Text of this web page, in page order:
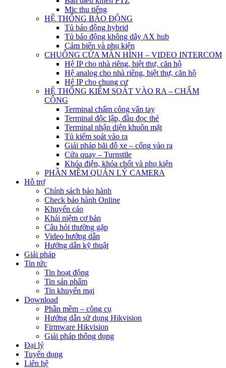
Mic thu tiếng
HỆ THỐNG BÁO ĐỘNG
Tủ báo động hybrid
Tủ báo động không dây AX hub
Cảm biến và phụ kiện
CHUÔNG CỬA MÀN HÌNH – VIDEO INTERCOM
Hệ IP cho nhà riêng, biệt thự, căn hộ
Hệ analog cho nhà riêng, biệt thự, căn hộ
Hệ IP cho chung cư
HỆ THỐNG KIỂM SOÁT VÀO RA – CHẤM
CÔNG
Terminal chấm công vân tay
Terminal độc lập, đầu đọc thẻ
Terminal nhận diện khuôn mặt
Tủ kiểm soát vào ra
Giải pháp bãi đỗ xe – cổng vào ra
Cửa quay – Turnstile
Khóa điện, khóa chốt và phụ kiện
PHẦN MỀM QUẢN LÝ CAMERA
Hỗ trợ
Chính sách bảo hành
Check bảo hành Online
Khuyến cáo
Khái niệm cơ bản
Câu hỏi thường gặp
Video hướng dẫn
Hướng dẫn kỹ thuật
Giải pháp
Tin tức
Tin hoạt động
Tin sản phẩm
Tin khuyến mại
Download
Phần mềm – công cụ
Hướng dẫn sử dụng Hikvision
Firmware Hikvision
Giải pháp thông dụng
Đại lý
Tuyển dụng
Liên hệ